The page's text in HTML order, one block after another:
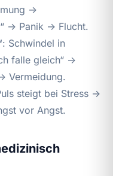
→
→ Panik → Flucht.
: Schwindel in
falle gleich“ →
Vermeidung.
steigt bei Stress →
vor Angst.